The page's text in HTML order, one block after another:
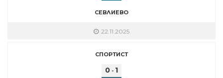
СЕВЛИЕВО
22.11.2025
СПОРТИСТ
0 - 1